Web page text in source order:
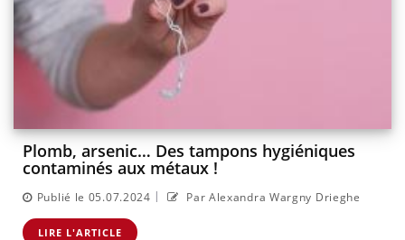
Plomb, arsenic… Des tampons hygiéniques
contaminés aux métaux !
Publié le 05.07.2024 | Par Alexandra Wargny Drieghe
LIRE L'ARTICLE